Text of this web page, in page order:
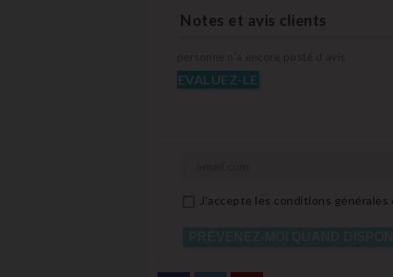
Notes et avis clients
EVALUEZ-LE
J'accepte les conditions